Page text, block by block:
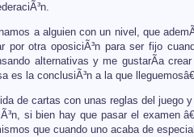
a alguien con un nivel, que
por otra oposiciÃ³n para ser fijo
alternativas y me gustarÃ­a
la conclusiÃ³n a la que
de cartas con unas reglas del juego
si bien hay que pasar el examen
que cuando uno acaba de